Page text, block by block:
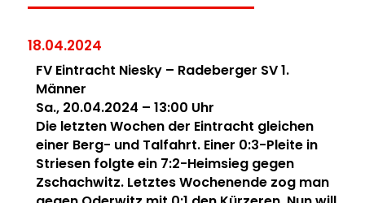
18.04.2024
FV Eintracht Niesky – Radeberger SV 1.
Männer
Sa., 20.04.2024 – 13:00 Uhr
Die letzten Wochen der Eintracht gleichen
einer Berg- und Talfahrt. Einer 0:3-Pleite in
Striesen folgte ein 7:2-Heimsieg gegen
Zschachwitz. Letztes Wochenende zog man